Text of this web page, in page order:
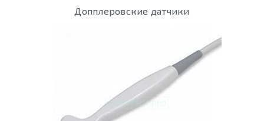
Допплеровские датчики